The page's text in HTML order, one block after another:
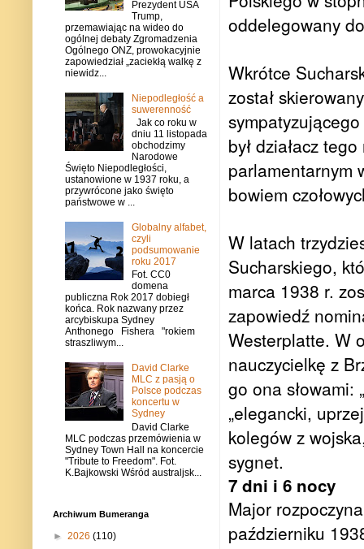
oddelegowany
Wkrótce
został
był działacz
parlamentarnym
bowiem
W latach
Sucharskiego,
marca 1938 r.
zapowiedź
Westerplatte. W
nauczycielkę z
go ona słowami:
„elegancki,
kolegów z
sygnet.
7 dni i 6 nocy
Major
październiku
Prezydent USA
Trump,
przemawiając na wideo do
ogólnej debaty Zgromadzenia
Ogólnego ONZ, prowokacyjnie
zapowiedział „zaciekłą walkę z
niewidz...
Niepodległość a
suwerenność
Jak co roku w
dniu 11 listopada
obchodzimy
Narodowe
Święto Niepodległości,
ustanowione w 1937 roku, a
przywrócone jako święto
państwowe w ...
Globalny alfabet,
czyli
podsumowanie
roku 2017
Fot. CC0
domena
publiczna Rok 2017 dobiegł
końca. Rok nazwany przez
arcybiskupa Sydney
Anthonego Fishera "rokiem
straszliwym...
David Clarke
MLC z pasją o
Polsce podczas
koncertu w
Sydney
David Clarke
MLC podczas przemówienia w
Sydney Town Hall na koncercie
"Tribute to Freedom". Fot.
K.Bajkowski Wśród australjsk...
Archiwum Bumeranga
► 2026 (110)